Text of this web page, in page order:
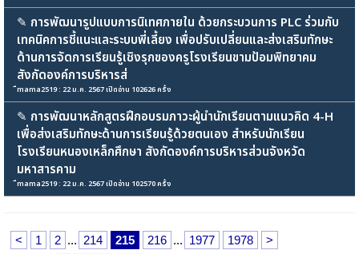
✎ การพัฒนารูปแบบการนิเทศภายใน ด้วยกระบวนการ PLC ร่วมกับ
เทคนิคการชี้แนะและระบบพี่เลี้ยง เพื่อปรับเปลี่ยนและส่งเสริมทักษะ
ด้านการจัดการเรียนรู้เชิงรุกของครูโรงเรียนขามป้อมพิทยาคม
สังกัดองค์การบริหารส่
ืmama2519 : 22 ม.ค. 2567 เปิดอ่าน 102626 ครั้ง
✎ การพัฒนาหลักสูตรฝึกอบรมภาวะผู้นำนักเรียนตามแนวคิด 4-H
เพื่อส่งเสริมทักษะด้านการเรียนรู้ด้วยตนเอง สำหรับนักเรียน
โรงเรียนหนองเหล็กศึกษา สังกัดองค์การบริหารส่วนจังหวัด
มหาสารคาม
ืmama2519 : 22 ม.ค. 2567 เปิดอ่าน 102570 ครั้ง
< 1 2 ... 214 215 216 ... 1977 1978
>